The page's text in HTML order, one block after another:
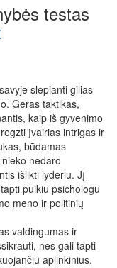
testas
slepianti gilias
Geras taktikas,
kaip iš gyvenimo
įvairias intrigas ir
būdamas
nedaro
išlikti lyderiu. Jį
puikiu psichologu
meno ir politinių
valdingumas ir
nes gali tapti
aplinkinius.